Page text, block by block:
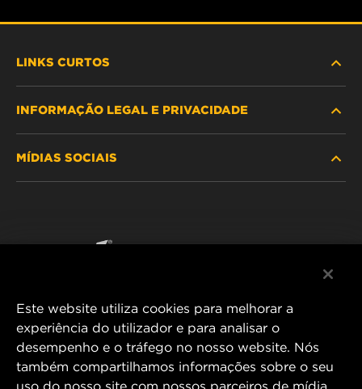
LINKS CURTOS
PROCURE O FILTRO
ONDE COMPRAR
CONTACTE NOS
INFORMAÇÃO LEGAL E PRIVACIDADE
MÍDIAS SOCIAIS
MANN+HUMMEL FT Poland
ul. Wrocławska 145,
Este website utiliza cookies para melhorar a
experiência do utilizador e para analisar o
desempenho e o tráfego no nosso website. Nós
também compartilhamos informações sobre o seu
uso do nosso site com nossos parceiros de mídia